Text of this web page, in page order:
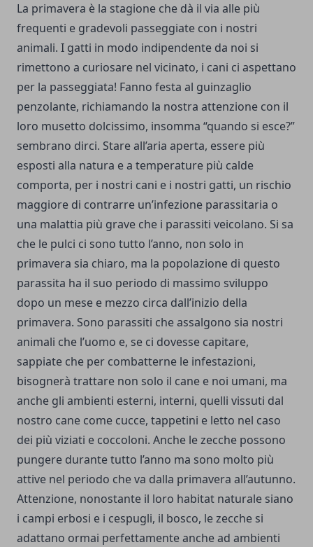
La primavera è la stagione che dà il via alle più
frequenti e gradevoli passeggiate con i nostri
animali. I gatti in modo indipendente da noi si
rimettono a curiosare nel vicinato, i cani ci aspettano
per la passeggiata! Fanno festa al guinzaglio
penzolante, richiamando la nostra attenzione con il
loro musetto dolcissimo, insomma “quando si esce?”
sembrano dirci. Stare all’aria aperta, essere più
esposti alla natura e a temperature più calde
comporta, per i nostri cani e i nostri gatti, un rischio
maggiore di contrarre un’infezione parassitaria o
una malattia più grave che i parassiti veicolano. Si sa
che le pulci ci sono tutto l’anno, non solo in
primavera sia chiaro, ma la popolazione di questo
parassita ha il suo periodo di massimo sviluppo
dopo un mese e mezzo circa dall’inizio della
primavera. Sono parassiti che assalgono sia nostri
animali che l’uomo e, se ci dovesse capitare,
sappiate che per combatterne le infestazioni,
bisognerà trattare non solo il cane e noi umani, ma
anche gli ambienti esterni, interni, quelli vissuti dal
nostro cane come cucce, tappetini e letto nel caso
dei più viziati e coccoloni. Anche le zecche possono
pungere durante tutto l’anno ma sono molto più
attive nel periodo che va dalla primavera all’autunno.
Attenzione, nonostante il loro habitat naturale siano
i campi erbosi e i cespugli, il bosco, le zecche si
adattano ormai perfettamente anche ad ambienti